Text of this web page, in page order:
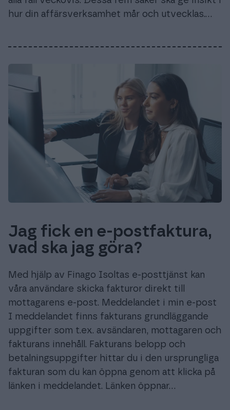
hur din affärsverksamhet mår och utvecklas.…
Jag fick en e-postfaktura,
vad ska jag göra?
Med hjälp av Finago Isoltas e-posttjänst kan
våra användare skicka fakturor direkt till
mottagarens e-post. Meddelandet i min e-post
I meddelandet finns fakturans grundläggande
uppgifter som t.ex. avsändaren, mottagaren och
fakturans innehåll. Fakturans belopp och
betalningsuppgifter hittar du i den ursprungliga
fakturan som du kan öppna genom att klicka på
länken i meddelandet. Länken öppnar…